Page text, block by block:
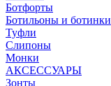
Ботфорты
Ботильоны и ботинки
Туфли
Слипоны
Монки
АКСЕССУАРЫ
Зонты